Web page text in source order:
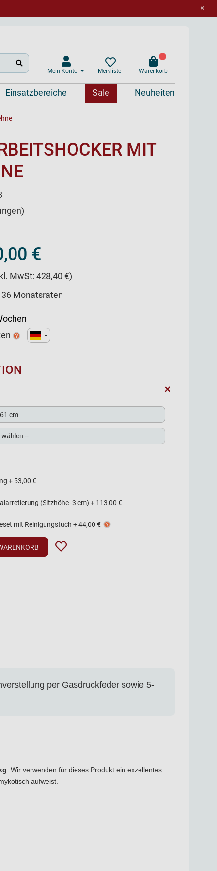
×
Mein Konto Merkliste Warenkorb
Einsatzbereiche Sale Neuheiten
MIT
€
MwSt: 428,40 €)
Monatsraten
+
+ 53,00 €
(Sitzhöhe -3 cm)+ 113,00 €
mit Reinigungstuch+44,00 €
per Gasdruckfeder sowie 5-
. Wir verwenden für dieses Produkt ein exzellentes
aufweist.